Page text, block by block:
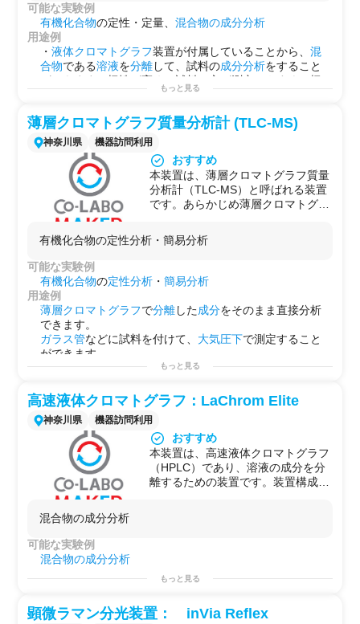
きます。通常、固体はサンプルを
液のまま測定する液膜法と溶媒に溶
かす溶液法を用います。また、1回
反射ATRユニットや高感度反射ユニ
ットを用いることで固体、液体、フ
も対応できます。その他、顕微IR用
の顕微鏡アタッチメントを比較的簡
単に据え付けることができ、微少領
域の測定をすることが可能です。
ができます。このような成分同定を
目的とした定性分析の他に、適切な
標準試料があれば定量分析も可能で
す。
本装置は、TOF（Time Of Fright）
型質量分離部を備えるため、高分解
15,000）による精密質量から、分子
式の同定をすることができます。ま
た、前段にLIT（Linear Ion Trap）
を備えるタンデム型のため、
MS/MS測定モードで測定すること
もできます。これにより、定性分析
ではMS/MSによるフラグメントイ
ます。
イオン化法は、ESI（エレクトロス
圧化学イオン化）があります。ESI
料に用いられることが多いです。そ
基などのプロトン性官能基を持つ化
いです。極性の低い脂肪族化合物や
もあります。
可能な実験例
有機化合物の定性・定量、混合物の成分分析
用途例
・液体クロマトグラフ装置が付属していることから、混
合物である溶液を分離して、試料の成分分析をすること
ができます。極性が高めの試料の方が測定しやすく、極
性が低い（脂溶性が高い）試料は測定しにくいです。
め、小数点以下の精密質量測定により、分子式の絞り込
みと推定ができます。
・本装置はMS/MSが使用できるため、生成した断片から
構造を推定することもできます。また、ニュートラ
ルロス（neutral loss）の解析から、中性種の断片を調べ
ることができます。
もっと見る
薄層クロマトグラフ質量分析計 (TLC-MS)
神奈川県 機器訪問利用
おすすめ
本装置は、薄層クロマトグラフ質量
分析計（TLC-MS）と呼ばれる装置
です。あらかじめ薄層クロマトグラ
たTLCプレートを用意し、それを装
置のホルダに取り付けることで、直
なっています。TLCプレート用のホ
ルダが付いていますが、それ以外で
もガラス棒などに直接塗布して測定
することもできます。
質量分析のイオン化には、いわゆる
「アンビエントイオン化」を使った
装置であり、DRAT (Direct Analysis
源装置を備えています。DARTは、
ヘリウムガスをプラズマ放電により
励起し、試料に吹き付けることでイ
オン化させる手法です。大気圧中に
おいて、試料とガスの接触によりイ
オン化しますので、真空チャンバー
に入れたり、前処理をしたりする必
ただし、Q-MSは、スペクトル分解
量測定はできません。
有機化合物の定性分析・簡易分析
可能な実験例
有機化合物の定性分析 ・簡易分析
用途例
薄層クロマトグラフで分離した成分をそのまま直接分析
できます。
ガラス管などに試料を付けて、 大気圧下で測定すること
ができます。
もっと見る
高速液体クロマトグラフ：LaChrom Elite
神奈川県 機器訪問利用
おすすめ
本装置は、高速液体クロマトグラフ
（HPLC）であり、溶液の成分を分
離するための装置です。装置構成は
混合物の成分分析
可能な実験例
混合物の成分分析
もっと見る
顕微ラマン分光装置： inVia Reflex